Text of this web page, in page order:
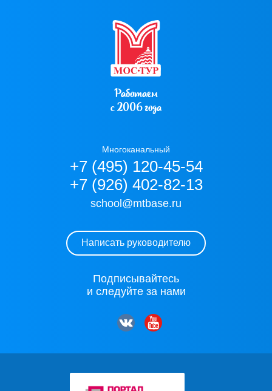
Работаем
с 2006 года
Многоканальный
+7 (495) 120-45-54
+7 (926) 402-82-13
school@mtbase.ru
Написать руководителю
Подписывайтесь
и следуйте за нами